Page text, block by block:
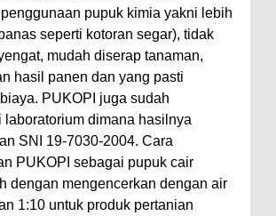
pupuk kimia yakni lebih
seperti kotoran segar), tidak
mudah diserap tanaman,
hasil panen dan yang pasti
PUKOPI juga sudah
laboratorium dimana hasilnya
SNI 19-7030-2004. Cara
PUKOPI sebagai pupuk cair
dengan mengencerkan dengan air
1:10 untuk produk pertanian